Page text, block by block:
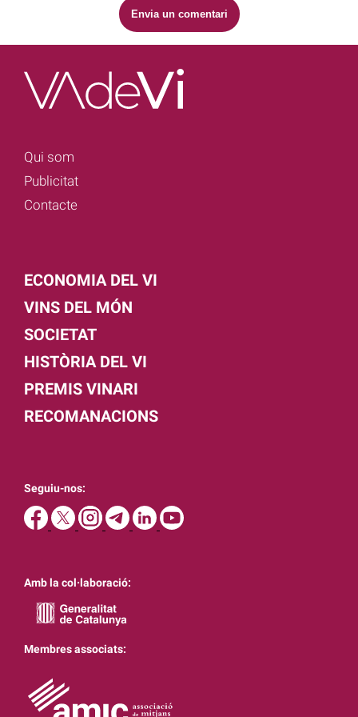
Qui som
Publicitat
Contacte
ECONOMIA DEL VI
VINS DEL MÓN
SOCIETAT
HISTÒRIA DEL VI
PREMIS VINARI
RECOMANACIONS
Seguiu-nos:
Amb la col·laboració:
Membres associats: